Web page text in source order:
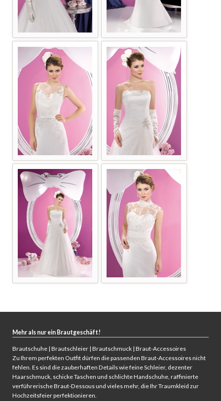
Mehr als nur ein Brautgeschäft!
Brautschuhe | Brautschleier | Brautschmuck | Braut-Accessoires
Zu Ihrem perfekten Outfit dürfen die passenden Braut-Accessoires nicht
fehlen. Es sind die zauberhaften Details wie feine Schleier, dezenter
Haarschmuck, schicke Taschen und schlichte Handschuhe, raffinierte
verführerische Braut-Dessous und vieles mehr, die Ihr Traumkleid zur
Hochzeitsfeier perfektionieren.